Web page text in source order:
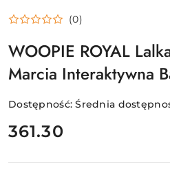
(0)
WOOPIE ROYAL
Marcia Interaktywna
Dostępność:Średnia
cena:
361.30